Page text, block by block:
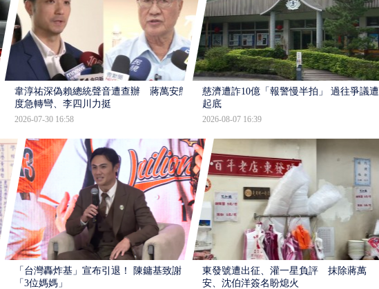
韋淳祐深偽賴總統聲音遭查辦 蔣萬安態
度急轉彎、李四川力挺
2026-07-30 16:58
慈濟遭詐10億「報警慢半拍」 過往爭議遭
起底
2026-08-07 16:39
「台灣轟炸基」宣布引退！ 陳鏞基致謝
「3位媽媽」
東發號遭出征、灌一星負評 抹除蔣萬
安、沈伯洋簽名盼熄火